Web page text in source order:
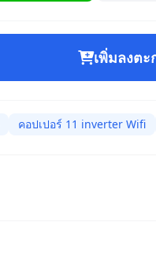
เพิ่มลงตะ
คอปเปอร์ 11 inverter Wifi